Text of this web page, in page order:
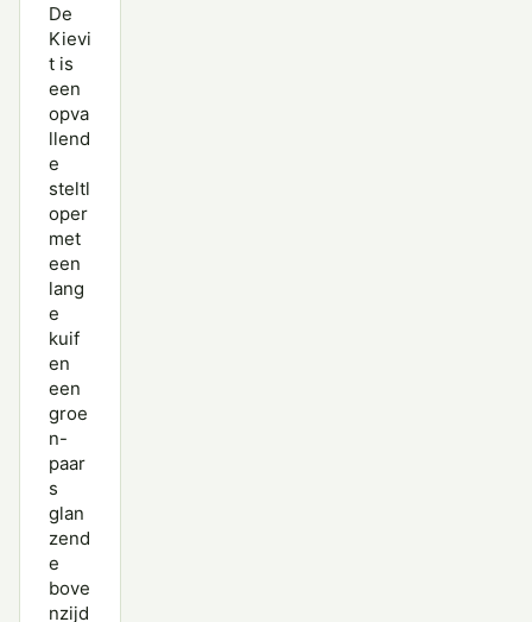
De
Kievi
t is
een
opva
llend
e
steltl
oper
met
een
lang
e
kuif
en
een
groe
n-
paar
s
glan
zend
e
bove
nzijd